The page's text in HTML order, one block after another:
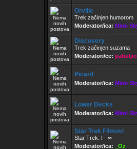
Orville
Trek začinjen humorom
Moderator/ica: Mimi
Discovery
Trek začinjen suzama
Moderatori/ce:
Picard
Moderator/ica: Mimi
Lower Decks
Moderator/ica: Mimi
Star Trek Filmovi
Star Trek: I - ∞
Moderator/ica:
_Oz